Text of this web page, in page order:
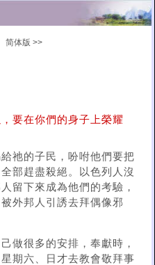
简体版 >>
要在你們的身子上榮耀
祂的子民，吩咐他們要把
部趕盡殺絕。以色列人沒
留下來成為他們的考驗，
外邦人引誘去拜偶像邪
做很多的安排，奉獻時，
期六、日才去教會敬拜事